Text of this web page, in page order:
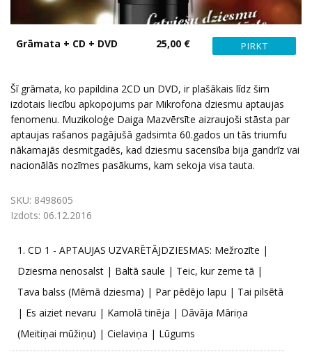
Grāmata + CD + DVD 25,00 €
Šī grāmata, ko papildina 2CD un DVD, ir plašākais līdz šim
izdotais liecību apkopojums par Mikrofona dziesmu aptaujas
fenomenu. Muzikoloģe Daiga Mazvērsīte aizraujoši stāsta par
aptaujas rašanos pagājušā gadsimta 60.gados un tās triumfu
nākamajās desmitgadēs, kad dziesmu sacensība bija gandrīz vai
nacionālās nozīmes pasākums, kam sekoja visa tauta.
SKU: 8498605
Izdots: 06.12.2016
1. CD 1 - APTAUJAS UZVARĒTĀJDZIESMAS: Mežrozīte |
Dziesma nenosalst | Baltā saule | Teic, kur zeme tā |
Tava balss (Mēmā dziesma) | Par pēdējo lapu | Tai pilsētā
| Es aiziet nevaru | Kamolā tinēja | Dāvāja Māriņa
(Meitiņai mūžiņu) | Cielaviņa | Lūgums